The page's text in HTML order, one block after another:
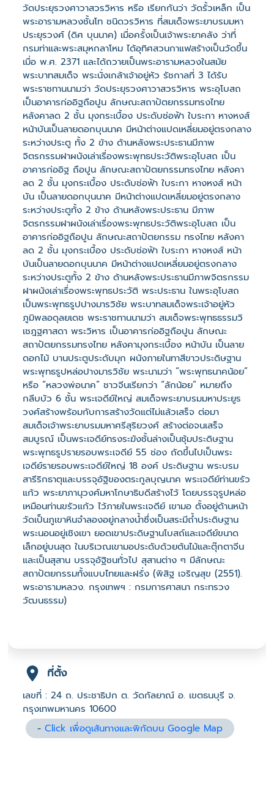
วัดประยุรวงศาวาสวรวิหาร หรือ เรียกกันว่า วัดรั้วเหล็ก เป็น
พระอารามหลวงชั้นโท ชนิดวรวิหาร ที่สมเด็จพระยาบรมมหา
ประยุรวงศ์ (ดิศ บุนนาค) เมื่อครั้งเป็นเจ้าพระยาคลัง ว่าที่
กรมท่าและพระสมุหกลาโหม ได้อุทิศสวนกาแฟสร้างเป็นวัดขึ้น
เมื่อ พ.ศ. 2371 และได้ถวายเป็นพระอารามหลวงในสมัย
พระบาทสมเด็จ พระนั่งเกล้าเจ้าอยู่หัว รัชกาลที่ 3 ได้รับ
พระราชทานนามว่า วัดประยุรวงศาวาสวรวิหาร พระอุโบสถ
เป็นอาคารก่ออิฐถือปูน ลักษณะสถาปัตยกรรมทรงไทย
หลังคาลด 2 ชั้น มุงกระเบื้อง ประดับช่อฟ้า ใบระกา หางหงส์
หน้าบันเป็นลายดอกบุนนาค มีหน้าต่างแปดเหลี่ยมอยู่ตรงกลาง
ระหว่างประตู ทั้ง 2 ข้าง ด้านหลังพระประธานมีภาพ
จิตรกรรมฝาผนังเล่าเรื่องพระพุทธประวัติพระอุโบสถ เป็น
อาคารก่ออิฐ ถือปูน ลักษณะสถาปัตยกรรมทรงไทย หลังคา
ลด 2 ชั้น มุงกระเบื้อง ประดับช่อฟ้า ใบระกา หางหงส์ หน้า
บัน เป็นลายดอกบุนนาค มีหน้าต่างแปดเหลี่ยมอยู่ตรงกลาง
ระหว่างประตูทั้ง 2 ข้าง ด้านหลังพระประธาน มีภาพ
จิตรกรรมฝาผนังเล่าเรื่องพระพุทธประวัติพระอุโบสถ เป็น
อาคารก่ออิฐถือปูน ลักษณะสถาปัตยกรรม ทรงไทย หลังคา
ลด 2 ชั้น มุงกระเบื้อง ประดับช่อฟ้า ใบระกา หางหงส์ หน้า
บันเป็นลายดอกบุนนาค มีหน้าต่างแปดเหลี่ยมอยู่ตรงกลาง
ระหว่างประตูทั้ง 2 ข้าง ด้านหลังพระประธานมีภาพจิตรกรรม
ฝาผนังเล่าเรื่องพระพุทธประวัติ พระประธาน ในพระอุโบสถ
เป็นพระพุทธรูปปางมารวิชัย พระบาทสมเด็จพระเจ้าอยู่หัว
ภูมิพลอดุลยเดช พระราชทานนามว่า สมเด็จพระพุทธธรรมวิ
เชฎฐศาสดา พระวิหาร เป็นอาคารก่ออิฐถือปูน ลักษณะ
สถาปัตยกรรมทรงไทย หลังคามุงกระเบื้อง หน้าบัน เป็นลาย
ดอกไม้ บานประตูประดับมุก ผนังภายในทาสีขาวประดิษฐาน
พระพุทธรูปหล่อปางมารวิชัย พระนามว่า “พระพุทธนาคน้อย”
หรือ “หลวงพ่อนาค” ชาวจีนเรียกว่า “ลักน้อย” หมายถึง
กลีบบัว 6 ชั้น พระเจดีย์ใหญ่ สมเด็จพระยาบรมมหาประยูร
วงศ์สร้างพร้อมกับการสร้างวัดแต่ไม่แล้วเสร็จ ต่อมา
สมเด็จเจ้าพระยาบรมมหาศรีสุริยวงศ์ สร้างต่อจนเสร็จ
สมบูรณ์ เป็นพระเจดีย์ทรงระฆังชั้นล่างเป็นซุ้มประดิษฐาน
พระพุทธรูปรายรอบพระเจดีย์ 55 ช่อง ถัดขึ้นไปเป็นพระ
เจดีย์รายรอบพระเจดีย์ใหญ่ 18 องค์ ประดิษฐาน พระบรม
สารีริกธาตุและบรรจุอัฐิของตระกูลบุญนาค พระเจดีย์ท่านขรัว
แก้ว พระยาภานุวงศ์มหาโกษาธิบดีสร้างไว้ โดยบรรจุรูปหล่อ
เหมือนท่านขรัวแก้ว ไว้ภายในพระเจดีย์ เขามอ ตั้งอยู่ด้านหน้า
วัดเป็นภูเขาหินจำลองอยู่กลางน้ำซึ่งเป็นสระมีถ้ำประดิษฐาน
พระนอนอยู่เชิงเขา ยอดเขาประดิษฐานโบสถ์และเจดีย์ขนาด
เล็กอยู่บนสุด ในบริเวณเขามอประดับด้วยต้นไม้และตุ๊กตาจีน
และเป็นสุสาน บรรจุอัฐิชนทั่วไป สุสานต่าง ๆ มีลักษณะ
สถาปัตยกรรมทั้งแบบไทยและฝรั่ง (พิสิฐ เจริญสุข (2551).
พระอารามหลวง. กรุงเทพฯ : กรมการศาสนา กระทรวง
วัฒนธรรม)
ที่ตั้ง
เลขที่ : 24 ถ. ประชาธิปก ต. วัดกัลยาณ์ อ. เขตธนบุรี จ.
กรุงเทพมหานคร 10600
-Click เพื่อดูเส้นทางและพิกัดบน Google Map